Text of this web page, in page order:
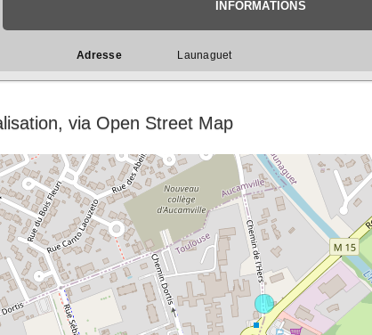
INFORMATIONS
Adresse Launaguet
via Open Street Map